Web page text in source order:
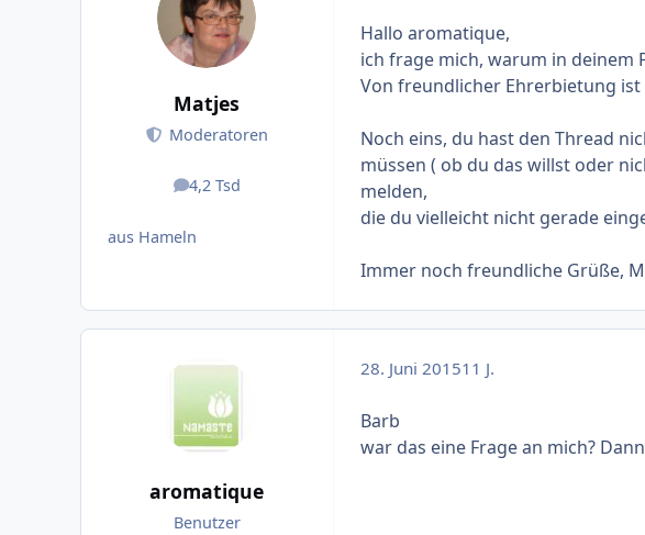
Matjes
Moderatoren
4,2 Tsd
Beiträge
aus Hameln
Hallo aromatique,
ich frage mich, warum in deinem
Von freundlicher Ehrerbietung
Noch eins, du hast den Thread
müssen ( ob du das willst oder
melden,
die du vielleicht nicht gerade
Immer noch freundliche Grüße,
aromatique
Benutzer
28. Juni 201511 J.
Barb
war das eine Frage an mich?